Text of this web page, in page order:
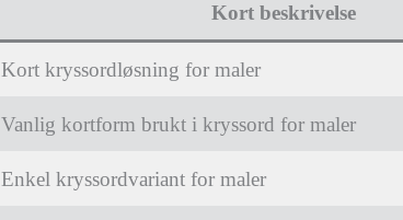
Kort beskrivelse
Kort kryssordløsning for maler
Vanlig kortform brukt i kryssord for maler
Enkel kryssordvariant for maler